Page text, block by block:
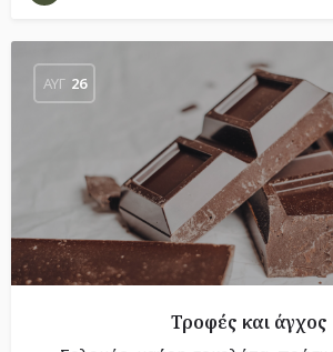
ΑΥΓ 26
Τροφές και άγχος